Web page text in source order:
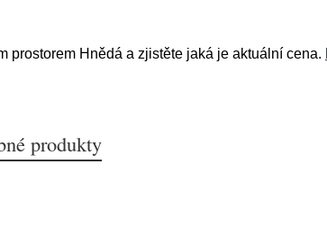
prostorem Hnědá a zjistěte jaká je aktuální cena.
produkty